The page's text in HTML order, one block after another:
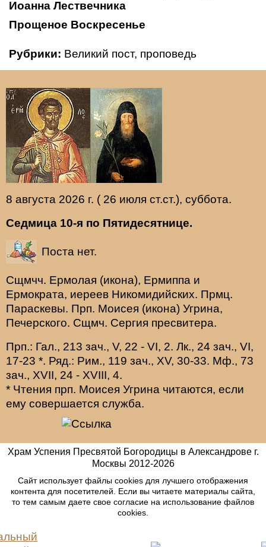
Иоанна Лествечника
Прощеное Воскресенье
Рубрики: Великий пост, проповедь
8 августа 2026 г. ( 26 июля ст.ст.), суббота.
Седмица 10-я по Пятидесятнице.
Поста нет.
Сщмчч. Ермолая (икона), Ермиппа и
Ермократа, иереев Никомидийских. Прмц.
Параскевы. Прп. Моисея (икона) Угрина,
Печерского. Сщмч. Сергия пресвитера.
Прп.: Гал., 213 зач., V, 22 - VI, 2. Лк., 24 зач., VI,
17-23 *. Ряд.: Рим., 119 зач., XV, 30-33. Мф., 73
зач., XVII, 24 - XVIII, 4.
* Чтения прп. Моисея Угрина читаются, если
ему совершается служба.
Храм Успения Пресвятой Богородицы в Александрове г.
Москвы 2012-2026
Сайт использует файлы cookies для лучшего отображения
контента для посетителей. Если вы читаете материалы сайта,
то тем самым даете свое согласие на использование файлов
cookies.